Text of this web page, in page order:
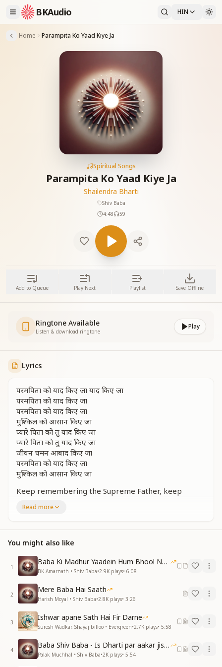
BKAudio HIN
Home Parampita Ko Yaad Kiye Ja
Spiritual Songs
Parampita Ko Yaad Kiye Ja
Shailendra Bharti
Shiv Baba
4:48
59
Add to Queue Play Next Playlist Save Offline
Ringtone Available
Listen & download ringtone
Play
Lyrics
परमपिता को याद किए जा याद किए जा
परमपिता को याद किए जा
परमपिता को याद किए जा
मुश्किल को आसान किए जा
प्यारे पिता को तु याद किए जा
प्यारे पिता को तु याद किए जा
जीवन चमन आबाद किए जा
परमपिता को याद किए जा
मुश्किल को आसान किए जा
Keep remembering the Supreme Father, keep
Remember the Supreme Father again and again.
Turn every difficulty into something easy.
Remember your beloved Father.
Remember your beloved Father.
Make the garden of your life bloom beautifully.
Keep remembering the Supreme Father.
Make every difficulty simple.
दुआओं से जीता है वो बेफिकर है
दुआ के बिना हर दवा बेअसर है
दुआओं से जीता है वो बेफिकर है
दुआ के बिना हर दवा बेअसर है
सेवा से सबकी दुआए लिए जा
सेवा से सबकी दुआए लिए जा
जीवन चमन आबाद किए जा
Read more
You might also like
1
Baba Ki Madhur Yaadein Hum Bhool Nahi Paate
BK Amarnath • Shiv Baba•2.9K plays• 6:08
2
Mere Baba Hai Saath
Harish Moyal • Shiv Baba•2.8K plays• 3:26
3
Ishwar apane Sath Hai Fir Darne
Suresh Wadkar, Shayaj billoo • Evergreen•2.7K plays• 5:58
4
Baba Shiv Baba - Is Dharti par aakar jisne
Palak Muchhal • Shiv Baba•2K plays• 5:54